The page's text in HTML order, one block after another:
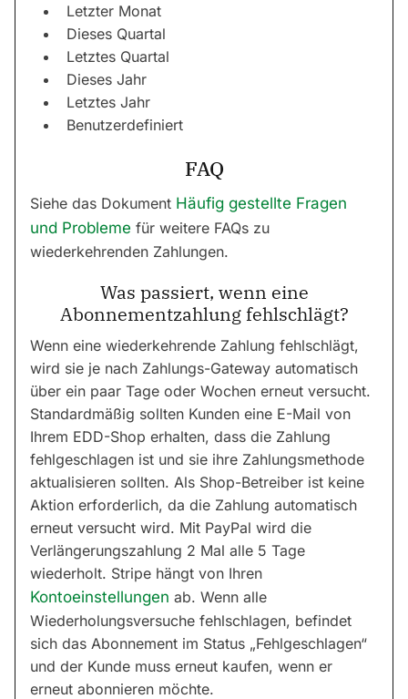
Letzter Monat
Dieses Quartal
Letztes Quartal
Dieses Jahr
Letztes Jahr
Benutzerdefiniert
FAQ
Siehe das Dokument Häufig gestellte Fragen
und Probleme für weitere FAQs zu
wiederkehrenden Zahlungen.
Was passiert, wenn eine
Abonnementzahlung fehlschlägt?
Wenn eine wiederkehrende Zahlung fehlschlägt,
wird sie je nach Zahlungs-Gateway automatisch
über ein paar Tage oder Wochen erneut versucht.
Standardmäßig sollten Kunden eine E-Mail von
Ihrem EDD-Shop erhalten, dass die Zahlung
fehlgeschlagen ist und sie ihre Zahlungsmethode
aktualisieren sollten. Als Shop-Betreiber ist keine
Aktion erforderlich, da die Zahlung automatisch
erneut versucht wird. Mit PayPal wird die
Verlängerungszahlung 2 Mal alle 5 Tage
wiederholt. Stripe hängt von Ihren
Kontoeinstellungen ab. Wenn alle
Wiederholungsversuche fehlschlagen, befindet
sich das Abonnement im Status „Fehlgeschlagen“
und der Kunde muss erneut kaufen, wenn er
erneut abonnieren möchte.